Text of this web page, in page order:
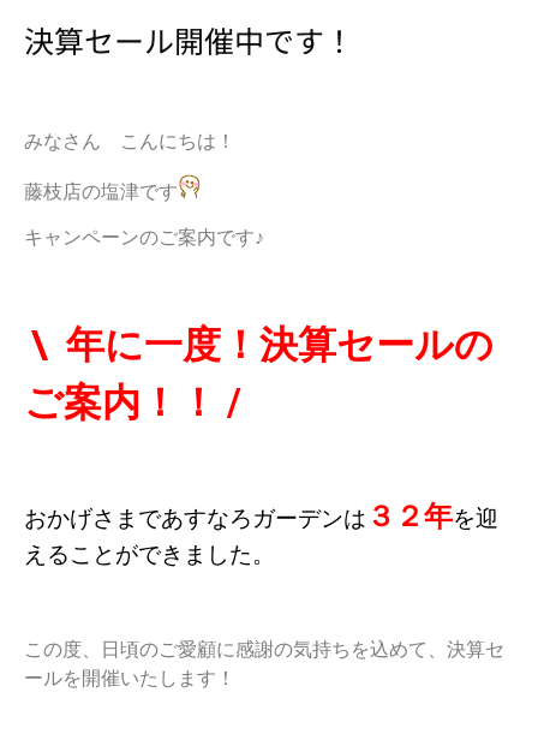
決算セール開催中です！
みなさん こんにちは！
藤枝店の塩津です
キャンペーンのご案内です♪
\ 年に一度！決算セールの
ご案内！！ /
おかげさまであすなろガーデンは ３２年を迎
えることができました。
この度、日頃のご愛顧に感謝の気持ちを込めて、決算セ
ールを開催いたします！